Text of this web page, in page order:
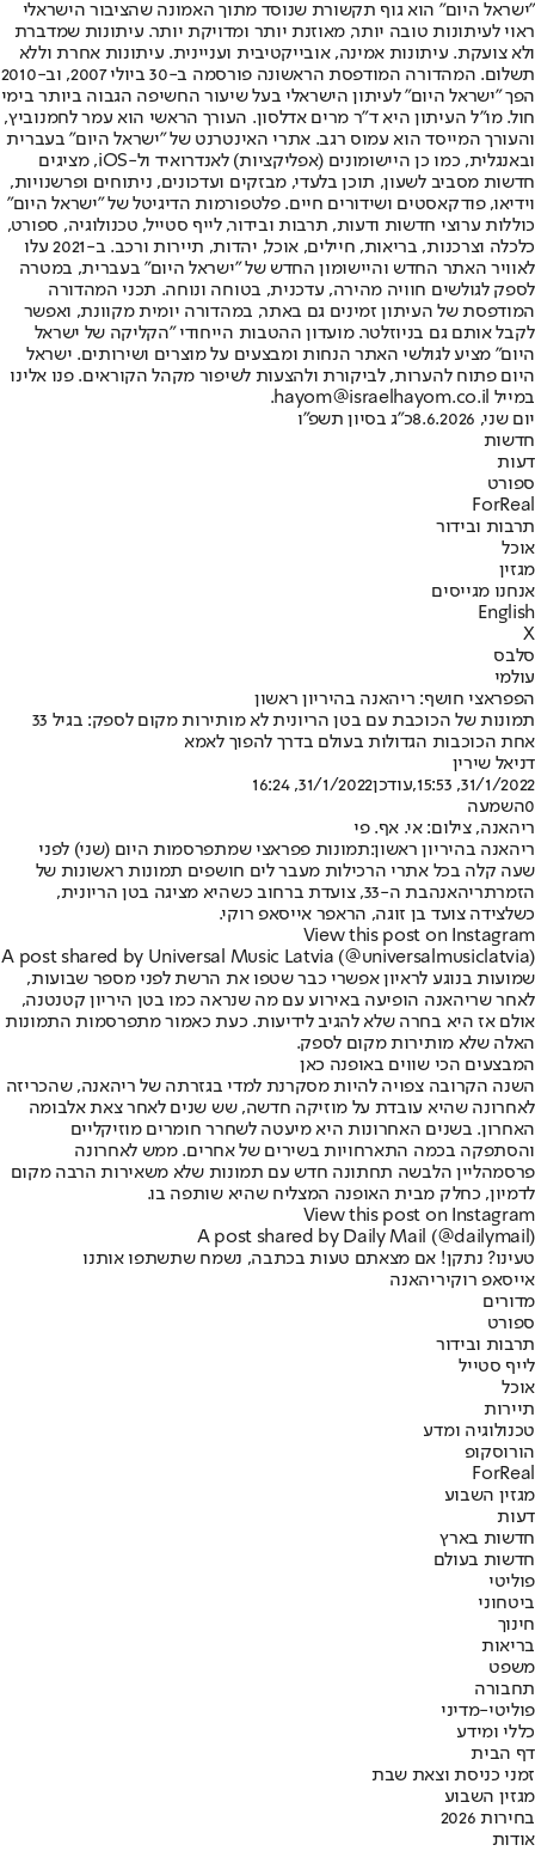
"ישראל היום" הוא גוף תקשורת שנוסד מתוך האמונה שהציבור הישראלי
ראוי לעיתונות טובה יותר, מאוזנת יותר ומדויקת יותר. עיתונות שמדברת
ולא צועקת. עיתונות אמינה, אובייקטיבית ועניינית. עיתונות אחרת וללא
תשלום. המהדורה המודפסת הראשונה פורסמה ב-30 ביולי 2007, וב-2010
הפך "ישראל היום" לעיתון הישראלי בעל שיעור החשיפה הגבוה ביותר בימי
חול. מו"ל העיתון היא ד"ר מרים אדלסון. העורך הראשי הוא עמר לחמנוביץ,
והעורך המייסד הוא עמוס רגב. אתרי האינטרנט של "ישראל היום" בעברית
ובאנגלית, כמו כן היישומונים (אפליקציות) לאנדרואיד ול-iOS, מציגים
חדשות מסביב לשעון, תוכן בלעדי, מבזקים ועדכונים, ניתוחים ופרשנויות,
וידיאו, פודקאסטים ושידורים חיים. פלטפורמות הדיגיטל של "ישראל היום"
כוללות ערוצי חדשות ודעות, תרבות ובידור, לייף סטייל, טכנולוגיה, ספורט,
כלכלה וצרכנות, בריאות, חיילים, אוכל, יהדות, תיירות ורכב. ב-2021 עלו
לאוויר האתר החדש והיישומון החדש של "ישראל היום" בעברית, במטרה
לספק לגולשים חוויה מהירה, עדכנית, בטוחה ונוחה. תכני המהדורה
המודפסת של העיתון זמינים גם באתר, במהדורה יומית מקוונת, ואפשר
לקבל אותם גם בניוזלטר. מועדון ההטבות הייחודי "הקליקה של ישראל
היום" מציע לגולשי האתר הנחות ומבצעים על מוצרים ושירותים. ישראל
היום פתוח להערות, לביקורת ולהצעות לשיפור מקהל הקוראים. פנו אלינו
במייל hayom@israelhayom.co.il.
יום שני, 8.6.2026
כ"ג בסיון תשפ"ו
חדשות
דעות
ספורט
ForReal
תרבות ובידור
אוכל
מגזין
אנחנו מגייסים
English
X
סלבס
עולמי
הפפראצי חושף: ריהאנה בהיריון ראשון
תמונות של הכוכבת עם בטן הריונית לא מותירות מקום לספק: בגיל 33
אחת הכוכבות הגדולות בעולם בדרך להפוך לאמא
דניאל שירין
31/1/2022, 15:53
,עודכן31/1/2022, 16:24
0השמעה
ריהאנה, צילום: אי. אף. פי
ריהאנה בהיריון ראשון:תמונות פפראצי שמתפרסמות היום (שני) לפני
שעה קלה בכל אתרי הרכילות מעבר לים חושפים תמונות ראשונות של
הזמרתריהאנה
בת ה-33, צועדת ברחוב כשהיא מציגה בטן הריונית,
כשלצידה צועד בן זוגה, הראפר אייסאפ רוקי.
View this post on Instagram
A post shared by Universal Music Latvia (@universalmusiclatvia)
שמועות בנוגע לראיון אפשרי כבר שטפו את הרשת לפני מספר שבועות,
לאחר שריהאנה הופיעה באירוע עם מה שנראה כמו בטן היריון קטנטנה,
אולם אז היא בחרה שלא להגיב לידיעות. כעת כאמור מתפרסמות התמונות
האלה שלא מותירות מקום לספק.
המבצעים הכי שווים באופנה כאן
השנה הקרובה צפויה להיות מסקרנת למדי בגזרתה של ריהאנה, שהכריזה
לאחרונה שהיא עובדת על מוזיקה חדשה, שש שנים לאחר צאת אלבומה
האחרון. בשנים האחרונות היא מיעטה לשחרר חומרים מוזיקליים
והסתפקה בכמה התארחויות בשירים של אחרים. ממש לאחרונה
פרסמהליין הלבשה תחתונה חדש עם תמונות שלא משאירות הרבה מקום
לדמיון, כחלק מבית האופנה המצליח שהיא שותפה בו.
View this post on Instagram
A post shared by Daily Mail (@dailymail)
טעינו? נתקן! אם מצאתם טעות בכתבה, נשמח שתשתפו אותנו
אייסאפ רוקיריהאנה
מדורים
ספורט
תרבות ובידור
לייף סטייל
אוכל
תיירות
טכנולוגיה ומדע
הורוסקופ
ForReal
מגזין השבוע
דעות
חדשות בארץ
חדשות בעולם
פוליטי
ביטחוני
חינוך
בריאות
משפט
תחבורה
פוליטי-מדיני
כללי ומידע
דף הבית
זמני כניסת וצאת שבת
מגזין השבוע
בחירות 2026
אודות